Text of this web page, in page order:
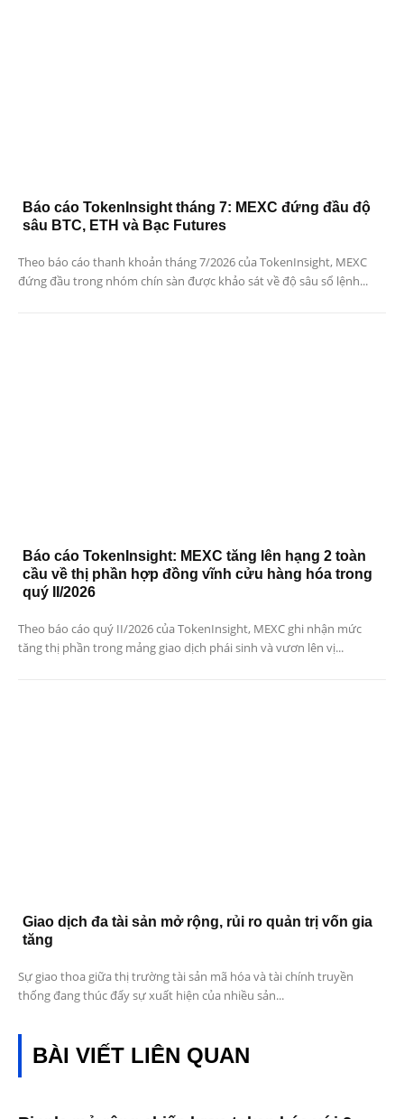
Báo cáo TokenInsight tháng 7: MEXC đứng đầu độ
sâu BTC, ETH và Bạc Futures
Theo báo cáo thanh khoản tháng 7/2026 của TokenInsight, MEXC
đứng đầu trong nhóm chín sàn được khảo sát về độ sâu sổ lệnh...
Báo cáo TokenInsight: MEXC tăng lên hạng 2 toàn
cầu về thị phần hợp đồng vĩnh cửu hàng hóa trong
quý II/2026
Theo báo cáo quý II/2026 của TokenInsight, MEXC ghi nhận mức
tăng thị phần trong mảng giao dịch phái sinh và vươn lên vị...
Giao dịch đa tài sản mở rộng, rủi ro quản trị vốn gia
tăng
Sự giao thoa giữa thị trường tài sản mã hóa và tài chính truyền
thống đang thúc đẩy sự xuất hiện của nhiều sản...
BÀI VIẾT LIÊN QUAN